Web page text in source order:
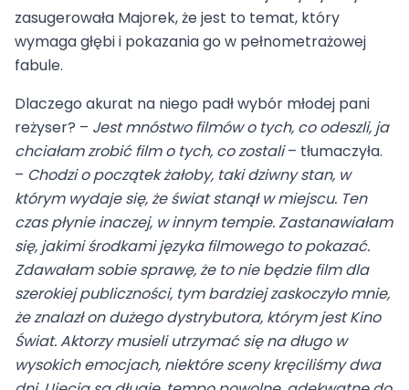
zasugerowała Majorek, że jest to temat, który
wymaga głębi i pokazania go w pełnometrażowej
fabule.
Dlaczego akurat na niego padł wybór młodej pani
reżyser? – Jest mnóstwo filmów o tych, co odeszli, ja
chciałam zrobić film o tych, co zostali– tłumaczyła.
– Chodzi o początek żałoby, taki dziwny stan, w
którym wydaje się, że świat stanął w miejscu. Ten
czas płynie inaczej, w innym tempie. Zastanawiałam
się, jakimi środkami języka filmowego to pokazać.
Zdawałam sobie sprawę, że to nie będzie film dla
szerokiej publiczności, tym bardziej zaskoczyło mnie,
że znalazł on dużego dystrybutora, którym jest Kino
Świat. Aktorzy musieli utrzymać się na długo w
wysokich emocjach, niektóre sceny kręciliśmy dwa